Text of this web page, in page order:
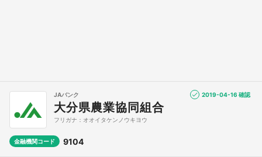
JAバンク
大分県農業協同組合
フリガナ：オオイタケンノウキヨウ
金融機関コード 9104
2019-04-16 確認